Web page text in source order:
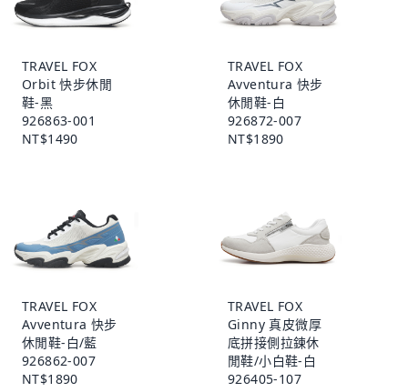
TRAVEL FOX
Orbit 快步休閒
鞋-黑
926863-001
NT$1490
TRAVEL FOX
Avventura 快步
休閒鞋-白
926872-007
NT$1890
TRAVEL FOX
Avventura 快步
休閒鞋-白/藍
926862-007
NT$1890
TRAVEL FOX
Ginny 真皮微厚
底拼接側拉鍊休
閒鞋/小白鞋-白
926405-107